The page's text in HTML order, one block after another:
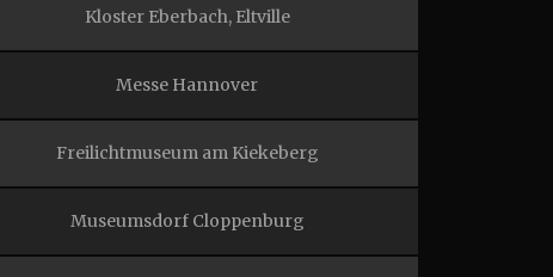
Kloster Eberbach, Eltville
Messe Hannover
Freilichtmuseum am Kiekeberg
Museumsdorf Cloppenburg